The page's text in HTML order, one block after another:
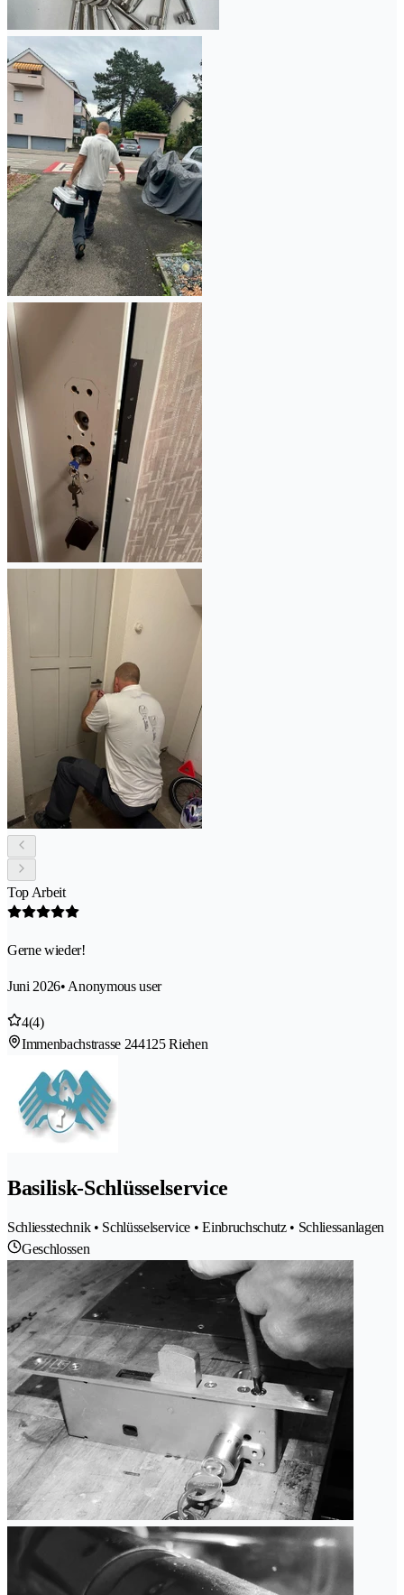
Top Arbeit
Gerne wieder!
Juni 2026• Anonymous user
4(4)
Immenbachstrasse 244125 Riehen
Basilisk-Schlüsselservice
Schliesstechnik • Schlüsselservice • Einbruchschutz • Schliessanlagen
Geschlossen